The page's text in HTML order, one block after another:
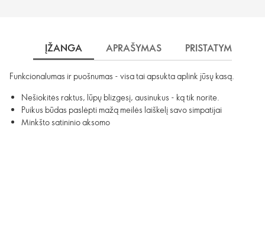
ĮŽANGA APRAŠYMAS PRISTATYMAS
Funkcionalumas ir puošnumas - visa tai apsukta aplink jūsų kasą.
Nešiokitės raktus, lūpų blizgesį, ausinukus - ką tik norite.
Puikus būdas paslėpti mažą meilės laiškelį savo simpatijai
Minkšto satininio aksomo